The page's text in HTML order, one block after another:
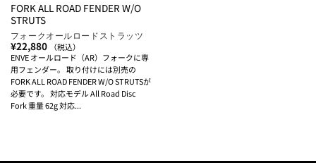
FORK ALL ROAD FENDER W/O
STRUTS
フォークオールロードストラッツ
¥22,880
（税込）
ENVE オールロード（AR）フォークに専
用フェンダー。 取り付けには別売の
FORK ALL ROAD FENDER W/O STRUTSが
必要です。 対応モデル All Road Disc
Fork 重量 62g 対応...